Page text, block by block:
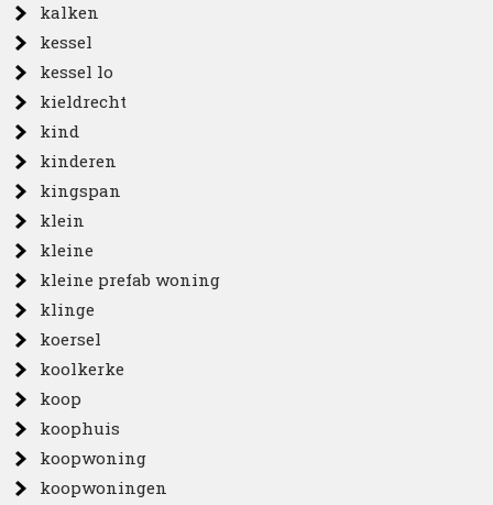
kalken
kessel
kessel lo
kieldrecht
kind
kinderen
kingspan
klein
kleine
kleine prefab woning
klinge
koersel
koolkerke
koop
koophuis
koopwoning
koopwoningen